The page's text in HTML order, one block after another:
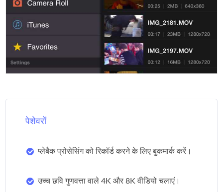
पेशेवरों
प्लेबैक प्रोसेसिंग को रिकॉर्ड करने के लिए बुकमार्क करें।
उच्च छवि गुणवत्ता वाले 4K और 8K वीडियो चलाएं।